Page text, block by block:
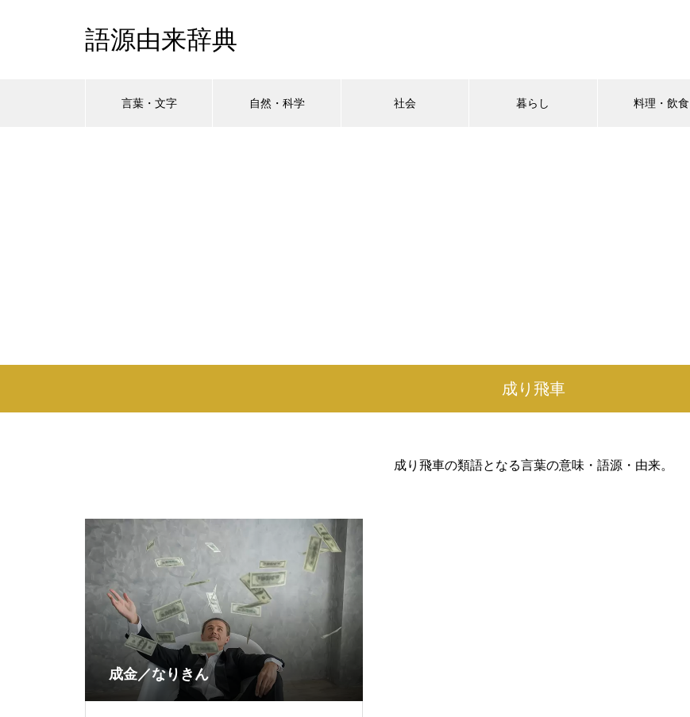
語源由来辞典
言葉・文字 自然・科学 社会 暮らし 料理・飲食
成り飛車
成り飛車の類語となる言葉の意味・語源・由来。
成金／なりきん